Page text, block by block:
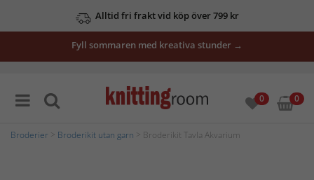
Alltid fri frakt vid köp över 799 kr
Fyll sommaren med kreativa stunder →
0 0
Broderier Broderikit utan garn > Broderikit Tavla Akvarium